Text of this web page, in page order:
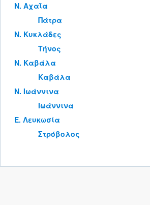
Ν. Αχαΐα
Πάτρα
Ν. Κυκλάδες
Τήνος
Ν. Καβάλα
Καβάλα
Ν. Ιωάννινα
Ιωάννινα
Ε. Λευκωσία
Στρόβολος